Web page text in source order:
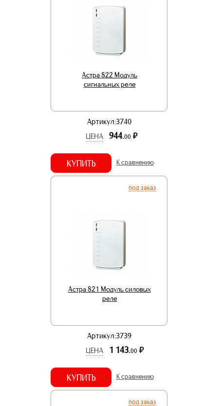
Астра 822 Модуль
сигнальных реле
Артикул:3740
ЦЕНА
944.00 р.
КУПИТЬ К сравнению
под заказ
Астра 821 Модуль силовых
реле
Артикул:3739
ЦЕНА
1 143.00 р.
КУПИТЬ К сравнению
под заказ